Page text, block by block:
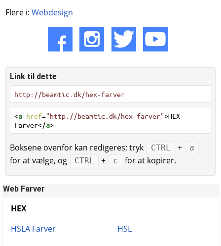
Web Farver
HEX
HSLA Farver
HSL
Flere i:Webdesign
Link til dette
http://beamtic.dk/hex-farver
<a href="http://beamtic.dk/hex-farver">HEX
Farver</a>
Boksene ovenfor kan redigeres; tryk CTRL + a
for at vælge, og CTRL + c for at kopirer.